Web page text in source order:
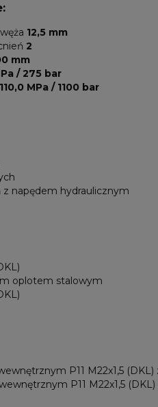
12,5 mm
2
mm
/ 275 bar
110,0 MPa / 1100 bar
napędem hydraulicznym
oplotem stalowym
P11 M22x1,5
P11 M22x1,5